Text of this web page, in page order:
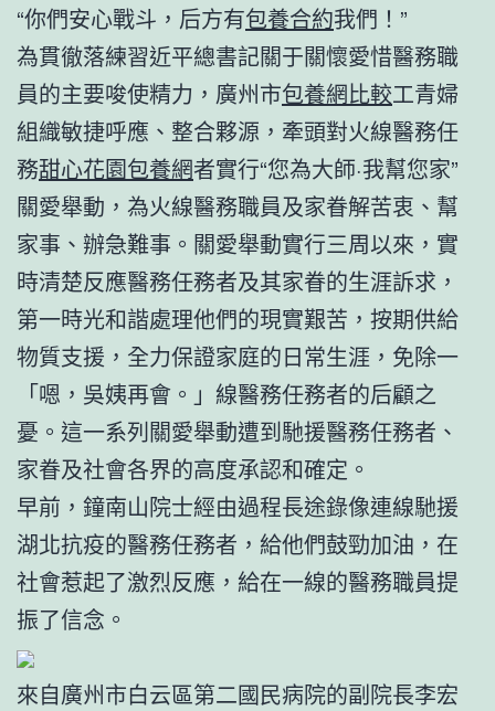
“你們安心戰斗，后方有包養合約我們！”
為貫徹落練習近平總書記關于關懷愛惜醫務職
員的主要唆使精力，廣州市包養網比較工青婦
組織敏捷呼應、整合夥源，牽頭對火線醫務任
務甜心花園包養網者實行“您為大師·我幫您家”
關愛舉動，為火線醫務職員及家眷解苦衷、幫
家事、辦急難事。關愛舉動實行三周以來，實
時清楚反應醫務任務者及其家眷的生涯訴求，
第一時光和諧處理他們的現實艱苦，按期供給
物質支援，全力保證家庭的日常生涯，免除一
「嗯，吳姨再會。」線醫務任務者的后顧之
憂。這一系列關愛舉動遭到馳援醫務任務者、
家眷及社會各界的高度承認和確定。
早前，鐘南山院士經由過程長途錄像連線馳援
湖北抗疫的醫務任務者，給他們鼓勁加油，在
社會惹起了激烈反應，給在一線的醫務職員提
振了信念。
來自廣州市白云區第二國民病院的副院長李宏